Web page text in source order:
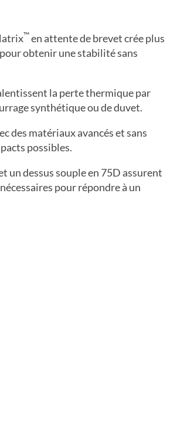
™en attente de brevet crée plus
obtenir une stabilité sans
la perte thermique par
synthétique ou de duvet.
des matériaux avancés et sans
possibles.
un dessus souple en 75D assurent
pour répondre à un